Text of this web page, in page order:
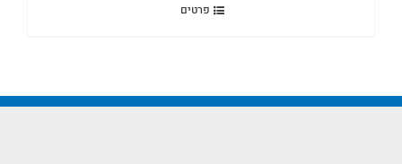
פרטים